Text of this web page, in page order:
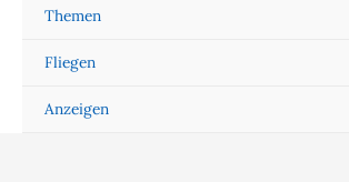
Themen
Fliegen
Anzeigen